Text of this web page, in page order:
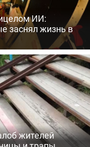
ИИ:
заснял жизнь в
жителей